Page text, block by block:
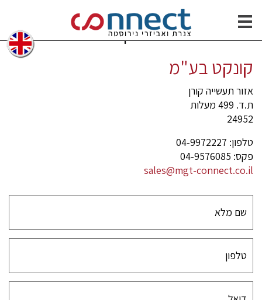
פרופילים
צרו קשר
קונקט בע"מ
אזור תעשייה קורן
ת.ד. 499 מעלות
24952
טלפון: 04-9972227
פקס: 04-9576085
sales@mgt-connect.co.il